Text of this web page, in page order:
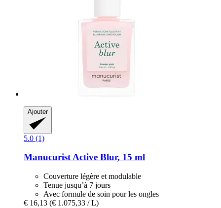
Ajouter
5.0 (1)
ManucuristActive Blur, 15 ml
Couverture légère et modulable
Tenue jusqu’à 7 jours
Avec formule de soin pour les ongles
€ 16,13 (€ 1.075,33 / L)